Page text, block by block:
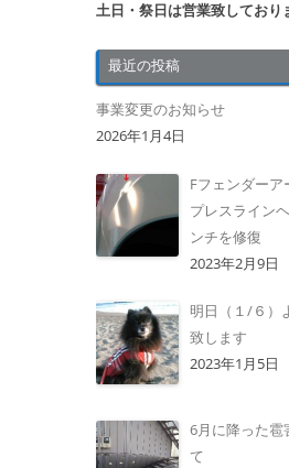
土日・祭日は営業致しており
最近の投稿
事業変更のお知らせ
2026年1月4日
Fフェンダー
プレスライン
ンチを修復
2023年2月9日
明日（１/６）
致します
2023年1月5日
6月に降った雹
て